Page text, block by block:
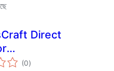
Direct
(0total
ratings
)